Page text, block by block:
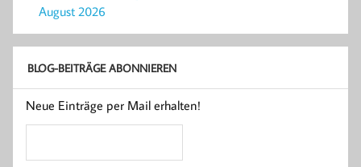
August 2026
BLOG-BEITRÄGE ABONNIEREN
Neue Einträge per Mail erhalten!